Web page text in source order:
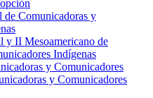
Comunicadoras y
y II Mesoamericano de
Indígenas
y Comunicadores
y Comunicadores